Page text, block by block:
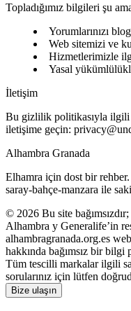
Topladığımız bilgileri şu
Yorumlarınızı
Web sitemizi ve
Hizmetlerimizle
Yasal
İletişim
Bu gizlilik politikasıyla ilgili
iletişime geçin:
Alhambra Granada
Elhamra için dost bir
saray‑bahçe‑manzara ile
© 2026 Bu site
Alhambra y Generalife’in
alhambragranada.org.es
hakkında bağımsız bir bilgi
Tüm tescilli markalar ilgili
sorularınız için lütfen
Bize ulaşın